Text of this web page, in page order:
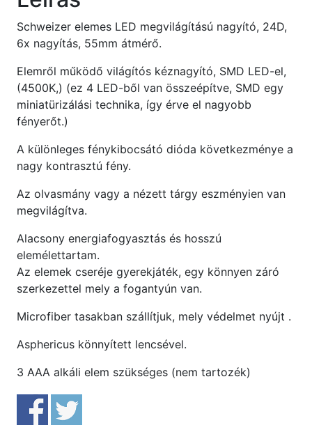
Schweizer elemes LED megvilágítású nagyító, 24D,
6x nagyítás, 55mm átmérő.
Elemről működő világítós kéznagyító, SMD LED-el,
(4500K,) (ez 4 LED-ből van összeépítve, SMD egy
miniatürizálási technika, így érve el nagyobb
fényerőt.)
A különleges fénykibocsátó dióda következménye a
nagy kontrasztú fény.
Az olvasmány vagy a nézett tárgy eszményien van
megvilágítva.
Alacsony energiafogyasztás és hosszú
elemélettartam.
Az elemek cseréje gyerekjáték, egy könnyen záró
szerkezettel mely a fogantyún van.
Microfiber tasakban szállítjuk, mely védelmet nyújt .
Asphericus könnyített lencsével.
3 AAA alkáli elem szükséges (nem tartozék)